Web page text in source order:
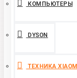
КОМПЬЮТЕРЫ
DYSON
ТЕХНИКА XIAOMI